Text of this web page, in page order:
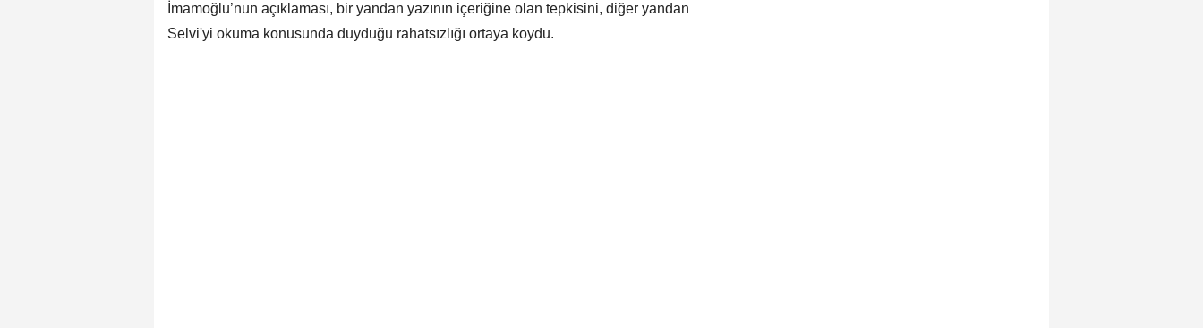
İmamoğlu’nun açıklaması, bir yandan yazının içeriğine olan tepkisini, diğer yandan
Selvi'yi okuma konusunda duyduğu rahatsızlığı ortaya koydu.